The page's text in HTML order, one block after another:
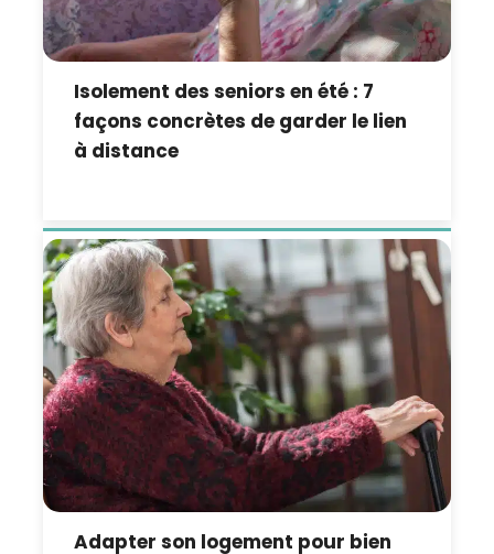
Isolement des seniors en été : 7
façons concrètes de garder le lien
à distance
Adapter son logement pour bien